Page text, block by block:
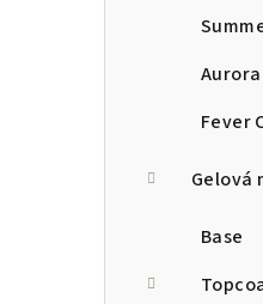
Fever
Gelová
Base